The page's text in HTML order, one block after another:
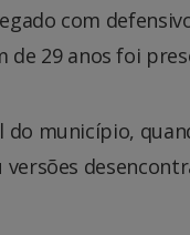
com
de 29 anos foi
do município,